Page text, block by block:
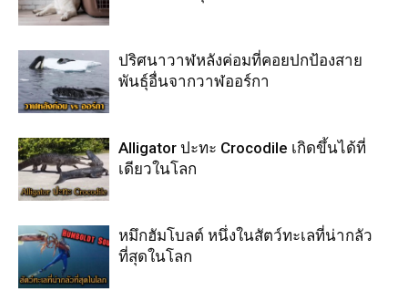
ปริศนาวาฬหลังค่อมที่คอยปกป้องสาย
พันธุ์อื่นจากวาฬออร์กา
Alligator ปะทะ Crocodile เกิดขึ้นได้ที่
เดียวในโลก
หมึกฮัมโบลต์ หนึ่งในสัตว์ทะเลที่น่ากลัว
ที่สุดในโลก